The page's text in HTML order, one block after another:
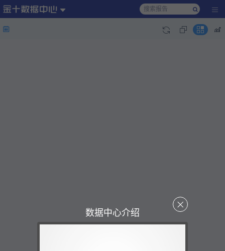
数据中心介绍